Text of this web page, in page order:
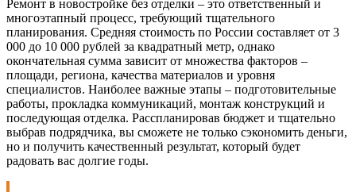
Ремонт в новостройке без отделки – это ответственный и
многоэтапный процесс, требующий тщательного
планирования. Средняя стоимость по России составляет от 3
000 до 10 000 рублей за квадратный метр, однако
окончательная сумма зависит от множества факторов –
площади, региона, качества материалов и уровня
специалистов. Наиболее важные этапы – подготовительные
работы, прокладка коммуникаций, монтаж конструкций и
последующая отделка. Расспланировав бюджет и тщательно
выбрав подрядчика, вы сможете не только сэкономить деньги,
но и получить качественный результат, который будет
радовать вас долгие годы.